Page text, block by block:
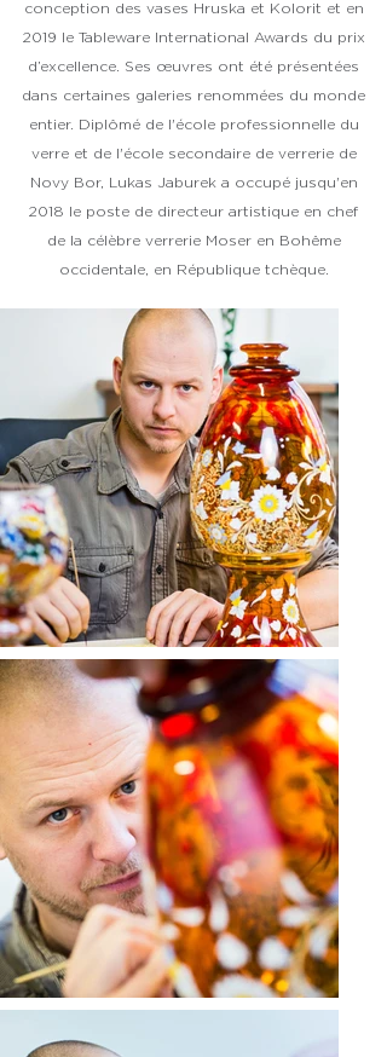
conception des vases Hruska et Kolorit et en
2019 le Tableware International Awards du prix
d’excellence. Ses œuvres ont été présentées
dans certaines galeries renommées du monde
entier. Diplômé de l'école professionnelle du
verre et de l'école secondaire de verrerie de
Novy Bor, Lukas Jaburek a occupé jusqu'en
2018 le poste de directeur artistique en chef
de la célèbre verrerie Moser en Bohême
occidentale, en République tchèque.